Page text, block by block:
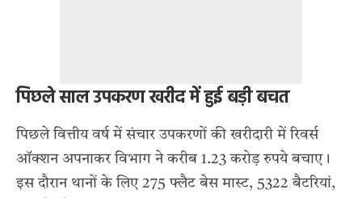
पिछले साल उपकरण खरीद में हुई बड़ी बचत
पिछले वित्तीय वर्ष में संचार उपकरणों की खरीदारी में रिवर्स
ऑक्शन अपनाकर विभाग ने करीब 1.23 करोड़ रुपये बचाए।
इस दौरान थानों के लिए 275 फ्लैट बेस मास्ट, 5322 बैटरियां,